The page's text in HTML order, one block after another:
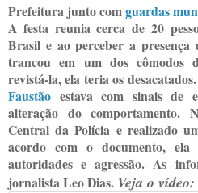
Prefeitura junto com guardas
A festa reunia cerca de 20
Brasil e ao perceber a presença
trancou em um dos cômodos
revistá-la, ela teria os
Faustão estava com sinais de
alteração do comportamento.
Central da Polícia e realizado
acordo com o documento,
autoridades e agressão. As
jornalista Leo Dias. Veja o vídeo: